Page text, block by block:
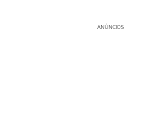
ANÚNCIOS